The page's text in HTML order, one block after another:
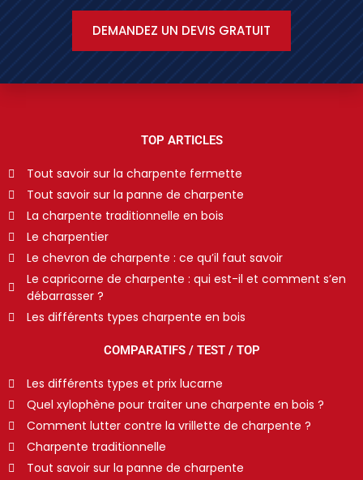
DEMANDEZ UN DEVIS GRATUIT
TOP ARTICLES
Tout savoir sur la charpente fermette
Tout savoir sur la panne de charpente
La charpente traditionnelle en bois
Le charpentier
Le chevron de charpente : ce qu’il faut savoir
Le capricorne de charpente : qui est-il et comment s’en
débarrasser ?
Les différents types charpente en bois
COMPARATIFS / TEST / TOP
Les différents types et prix lucarne
Quel xylophène pour traiter une charpente en bois ?
Comment lutter contre la vrillette de charpente ?
Charpente traditionnelle
Tout savoir sur la panne de charpente